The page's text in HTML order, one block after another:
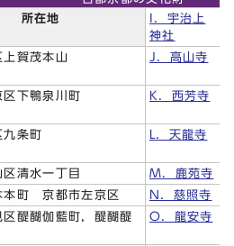
所在地
I．宇治上
神社
上賀茂本山 J．高山寺
区下鴨泉川町 K．西芳寺
九条町 L．天龍寺
清水一丁目 M．鹿苑寺
本町 京都市左京区 N．慈照寺
区醍醐伽藍町，醍醐醍
O．龍安寺